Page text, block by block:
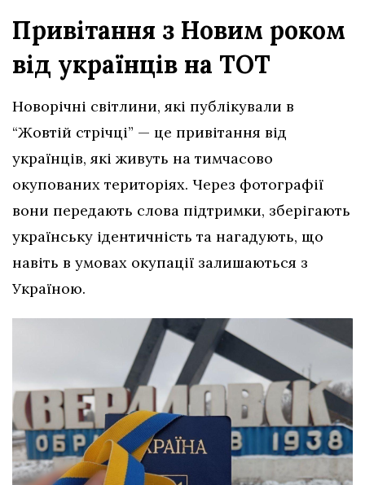
Привітання з Новим роком
від українців на ТОТ
Новорічні світлини, які публікували в
“Жовтій стрічці” — це привітання від
українців, які живуть на тимчасово
окупованих територіях. Через фотографії
вони передають слова підтримки, зберігають
українську ідентичність та нагадують, що
навіть в умовах окупації залишаються з
Україною.